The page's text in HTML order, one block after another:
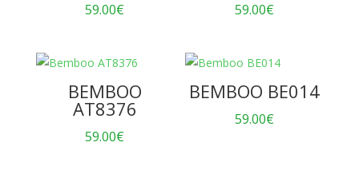
59.00€ 59.00€
BEMBOO
AT8376
59.00€
BEMBOO BE014
59.00€